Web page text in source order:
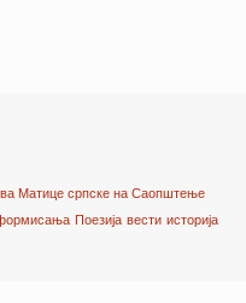
Матице српске на Саопштење
Поезија вести историја